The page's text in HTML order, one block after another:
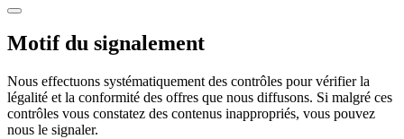
Motif du signalement
Nous effectuons systématiquement des contrôles pour vérifier la
légalité et la conformité des offres que nous diffusons. Si malgré ces
contrôles vous constatez des contenus inappropriés, vous pouvez
nous le signaler.